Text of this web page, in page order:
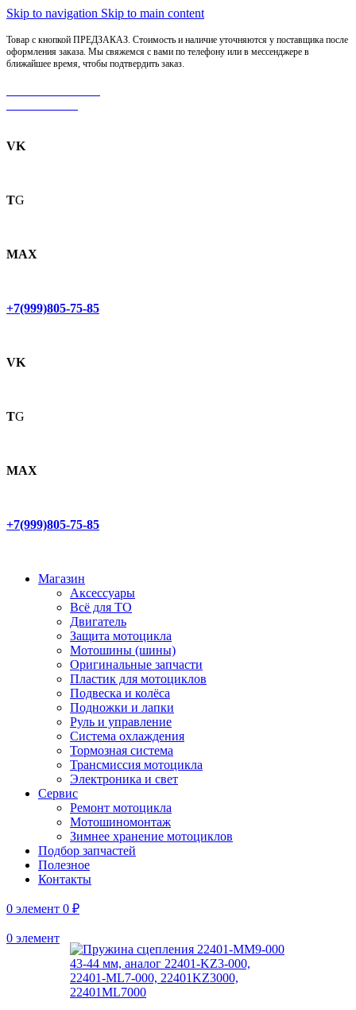
Skip to navigation Skip to main content
Товар с кнопкой ПРЕДЗАКАЗ. Стоимость и наличие уточняются у поставщика после
оформления заказа. Мы свяжемся с вами по телефону или в мессенджере в
ближайшее время, чтобы подтвердить заказ.
VK
TG
MAX
+7(999)805-75-85
VK
TG
MAX
+7(999)805-75-85
Магазин
Аксессуары
Всё для ТО
Двигатель
Защита мотоцикла
Мотошины (шины)
Оригинальные запчасти
Пластик для мотоциклов
Подвеска и колёса
Подножки и лапки
Руль и управление
Система охлаждения
Тормозная система
Трансмиссия мотоцикла
Электроника и свет
Сервис
Ремонт мотоцикла
Мотошиномонтаж
Зимнее хранение мотоциклов
Подбор запчастей
Полезное
Контакты
0 элемент 0 ₽
0 элемент